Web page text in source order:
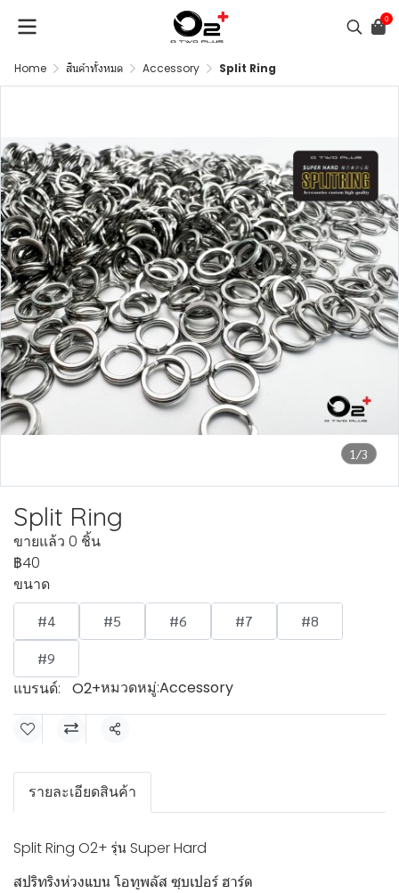
0
Home สินค้าทั้งหมด Accessory Split Ring
1/3
Split Ring
ขายแล้ว 0 ชิ้น
฿40
ขนาด
#4 #5 #6 #7
#8
#9
แบรนด์: O2+หมวดหมู่:Accessory
แชร์
รายละเอียดสินค้า
Split Ring O2+ รุ่น Super Hard
สปริทริงห่วงแบน โอทูพลัส ซุบเปอร์ ฮาร์ด